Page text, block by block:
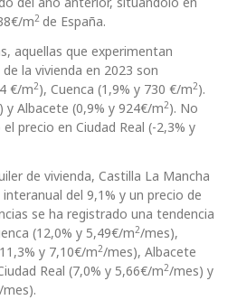
m2 de España.
aquellas que experimentan
la vivienda en 2023 son
€/m2), Cuenca (1,9% y 730 €/m2).
) y Albacete (0,9% y 924€/m2). No
precio en Ciudad Real (-2,3% y
de vivienda, Castilla La Mancha
del 9,1% y un precio de
se ha registrado una tendencia
(12,0% y 5,49€/m2/mes),
y 7,10€/m2/mes), Albacete
Real (7,0% y 5,66€/m2/mes) y
/mes).